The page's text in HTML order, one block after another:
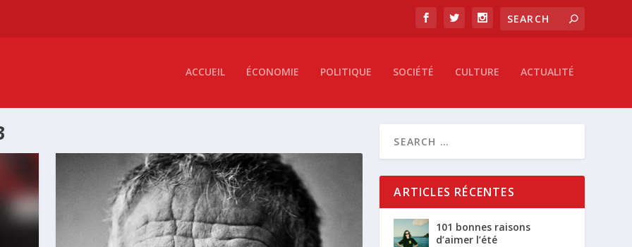
ACCUEIL ÉCONOMIE POLITIQUE SOCIÉTÉ CULTURE ACTUALITÉ
ARTICLES RÉCENTES
101 bonnes raisons
d’aimer l’été